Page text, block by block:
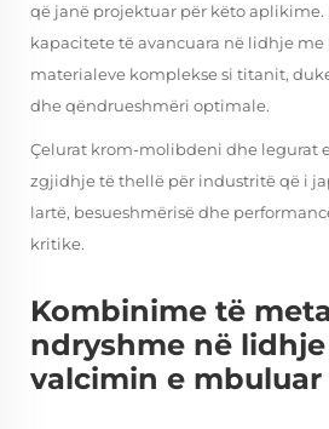
që janë projektuar për këto aplikime.
kapacitete të avancuara në lidhje
materialeve komplekse si titanit,
dhe qëndrueshmëri optimale.
Çelurat krom-molibdeni dhe legurat
zgjidhje të thellë për industritë që i
lartë, besueshmërisë dhe
kritike.
Kombinime të
ndryshme në
valcimin e mbuluar